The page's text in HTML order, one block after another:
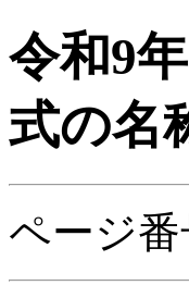
令和9
式の名
ページ